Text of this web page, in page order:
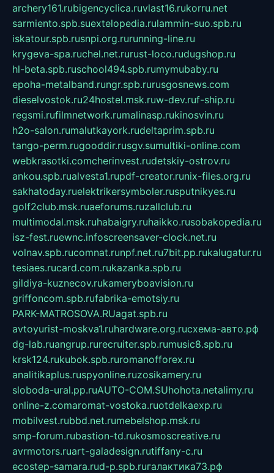
archery161.rubigencyclica.ruvlast16.rukorru.net
sarmiento.spb.suextelopedia.rulammin-suo.spb.ru
iskatour.spb.rusnpi.org.rurunning-line.ru
krygeva-spa.ruchel.net.rurust-loco.rudugshop.ru
hl-beta.spb.ruschool494.spb.rumymubaby.ru
epoha-metalband.rungr.spb.rurusgosnews.com
dieselvostok.ru24hostel.msk.ruw-dev.ruf-ship.ru
regsmi.rufilmnetwork.rumalinasp.rukinosvin.ru
h2o-salon.rumalutkayork.rudeltaprim.spb.ru
tango-perm.rugooddir.rusgv.sumultiki-online.com
webkrasotki.comcherinvest.rudetskiy-ostrov.ru
ankou.spb.rualvesta1.rupdf-creator.runix-files.org.ru
sakhatoday.ruelektrikersymboler.rusputnikyes.ru
golf2club.msk.ruaeforums.ruzallclub.ru
multimodal.msk.ruhabaigry.ruhaikko.rusobakopedia.ru
isz-fest.ruewnc.infoscreensaver-clock.net.ru
volnav.spb.rucomnat.runpf.net.ru7bit.pp.rukalugatur.ru
tesiaes.rucard.com.rukazanka.spb.ru
gildiya-kuznecov.rukameryboavision.ru
griffoncom.spb.rufabrika-emotsiy.ru
PARK-MATROSOVA.RUagat.spb.ru
avtoyurist-moskva1.ruhardware.org.ruсхема-авто.рф
dg-lab.ruangrup.rurecruiter.spb.rumusic8.spb.ru
krsk124.rukubok.spb.ruromanofforex.ru
analitikaplus.ruspyonline.ruzosikamery.ru
sloboda-ural.pp.ruAUTO-COM.SUhohota.netalimy.ru
online-z.comaromat-vostoka.ruotdelkaexp.ru
mobilvest.rubbd.net.rumebelshop.msk.ru
smp-forum.rubastion-td.rukosmoscreative.ru
avrmotors.ruart-galadesign.rutiffany-c.ru
ecostep-samara.rud-p.spb.ruгалактика73.рф